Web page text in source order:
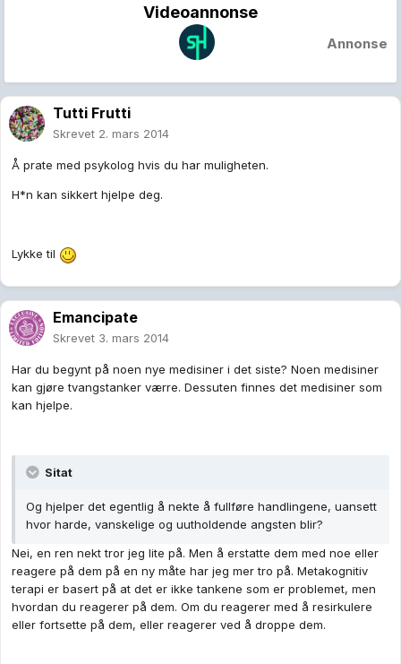
Videoannonse
Annonse
Tutti Frutti
Skrevet 2. mars 2014
Å prate med psykolog hvis du har muligheten.
H*n kan sikkert hjelpe deg.
Lykke til
Emancipate
Skrevet 3. mars 2014
Har du begynt på noen nye medisiner i det siste? Noen medisiner
kan gjøre tvangstanker værre. Dessuten finnes det medisiner som
kan hjelpe.
Sitat
Og hjelper det egentlig å nekte å fullføre handlingene, uansett
hvor harde, vanskelige og uutholdende angsten blir?
Nei, en ren nekt tror jeg lite på. Men å erstatte dem med noe eller
reagere på dem på en ny måte har jeg mer tro på. Metakognitiv
terapi er basert på at det er ikke tankene som er problemet, men
hvordan du reagerer på dem. Om du reagerer med å resirkulere
eller fortsette på dem, eller reagerer ved å droppe dem.